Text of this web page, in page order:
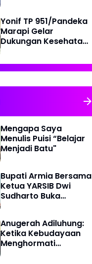
Yonif TP 951/Pandeka
Marapi Gelar
Dukungan Kesehatan
Masyarakat
Mengapa Saya
Menulis Puisi “Belajar
Menjadi Batu"
Bupati Armia Bersama
Ketua YARSIB Dwi
Sudharto Buka
Anugerah Adiluhung:
Ketika Kebudayaan
Menghormati